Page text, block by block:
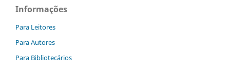
Informações
Para Leitores
Para Autores
Para Bibliotecários